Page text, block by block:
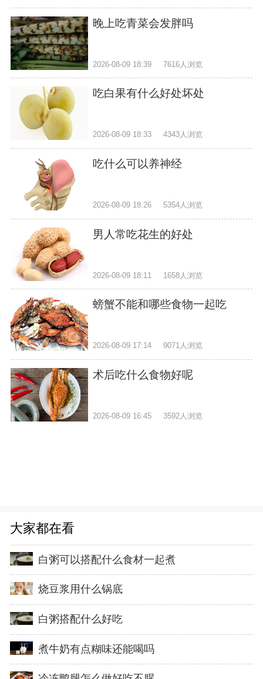
晚上吃青菜会发胖吗
2026-08-09 18:39 7616人浏览
吃白果有什么好处坏处
2026-08-09 18:33 4343人浏览
吃什么可以养神经
2026-08-09 18:26 5354人浏览
男人常吃花生的好处
2026-08-09 18:11 1658人浏览
螃蟹不能和哪些食物一起吃
2026-08-09 17:14 9071人浏览
术后吃什么食物好呢
2026-08-09 16:45 3592人浏览
大家都在看
白粥可以搭配什么食材一起煮
烧豆浆用什么锅底
白粥搭配什么好吃
煮牛奶有点糊味还能喝吗